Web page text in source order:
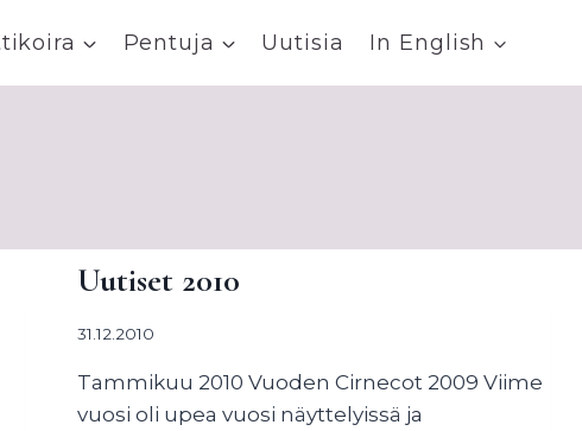
Pentuja Uutisia In English
Uutiset 2010
31.12.2010
Tammikuu 2010 Vuoden Cirnecot 2009 Viime
vuosi oli upea vuosi näyttelyissä ja